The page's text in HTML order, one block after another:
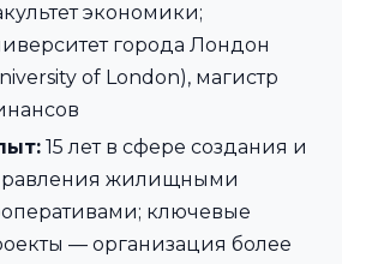
экономики;
города Лондон
of London), магистр
15 лет в сфере создания и
жилищными
ключевые
— организация более